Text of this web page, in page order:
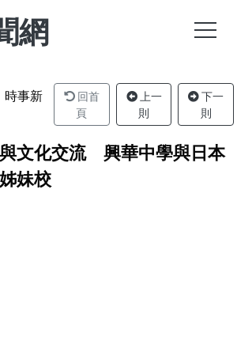
網
時事新
回首
頁
上一
則
下一
則
文化交流 興華中學與日本
妹校